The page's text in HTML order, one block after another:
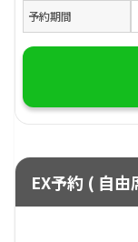
予約期間
EX予約 ( 自由